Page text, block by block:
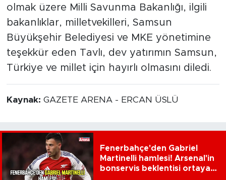
olmak üzere Milli Savunma Bakanlığı, ilgili
bakanlıklar, milletvekilleri, Samsun
Büyükşehir Belediyesi ve MKE yönetimine
teşekkür eden Tavlı, dev yatırımın Samsun,
Türkiye ve millet için hayırlı olmasını diledi.
Kaynak: GAZETE ARENA - ERCAN ÜSLÜ
Fenerbahçe'den Gabriel
Martinelli hamlesi! Arsenal'in
bonservis beklentisi ortaya